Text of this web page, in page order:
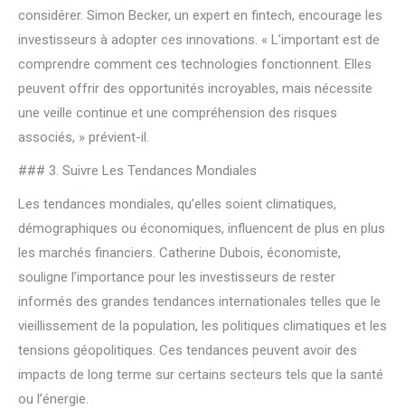
considérer. Simon Becker, un expert en fintech, encourage les
investisseurs à adopter ces innovations. « L’important est de
comprendre comment ces technologies fonctionnent. Elles
peuvent offrir des opportunités incroyables, mais nécessite
une veille continue et une compréhension des risques
associés, » prévient-il.
### 3. Suivre Les Tendances Mondiales
Les tendances mondiales, qu’elles soient climatiques,
démographiques ou économiques, influencent de plus en plus
les marchés financiers. Catherine Dubois, économiste,
souligne l’importance pour les investisseurs de rester
informés des grandes tendances internationales telles que le
vieillissement de la population, les politiques climatiques et les
tensions géopolitiques. Ces tendances peuvent avoir des
impacts de long terme sur certains secteurs tels que la santé
ou l’énergie.